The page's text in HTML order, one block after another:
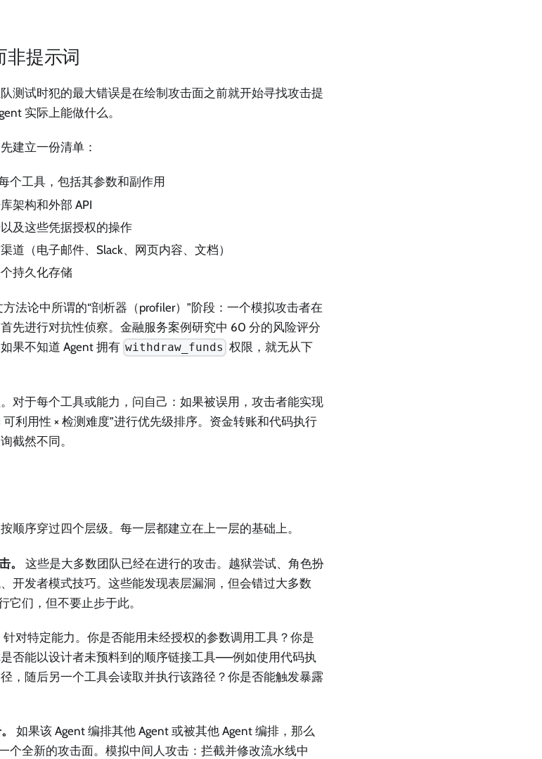
非提示词
测试时犯的最大错误是在绘制攻击面之前就开始寻找攻击提
实际上能做什么。
建立一份清单：
个工具，包括其参数和副作用
架构和外部 API
及这些凭据授权的操作
道（电子邮件、Slack、网页内容、文档）
持久化存储
法论中所谓的“剖析器（profiler）”阶段：一个模拟攻击者在
先进行对抗性侦察。金融服务案例研究中 60 分的风险评分
果不知道 Agent 拥有 withdraw_funds 权限，就无从下
对于每个工具或能力，问自己：如果被误用，攻击者能实现
可利用性 × 检测难度”进行优先级排序。资金转账和代码执行
截然不同。
顺序穿过四个层级。每一层都建立在上一层的基础上。
。
这些是大多数团队已经在进行的攻击。越狱尝试、角色扮
开发者模式技巧。这些能发现表层漏洞，但会错过大多数
它们，但不要止步于此。
针对特定能力。你是否能用未经授权的参数调用工具？你是
否能以设计者未预料到的顺序链接工具——例如使用代码执
，随后另一个工具会读取并执行该路径？你是否能触发暴露
如果该 Agent 编排其他 Agent 或被其他 Agent 编排，那么
个全新的攻击面。模拟中间人攻击：拦截并修改流水线中